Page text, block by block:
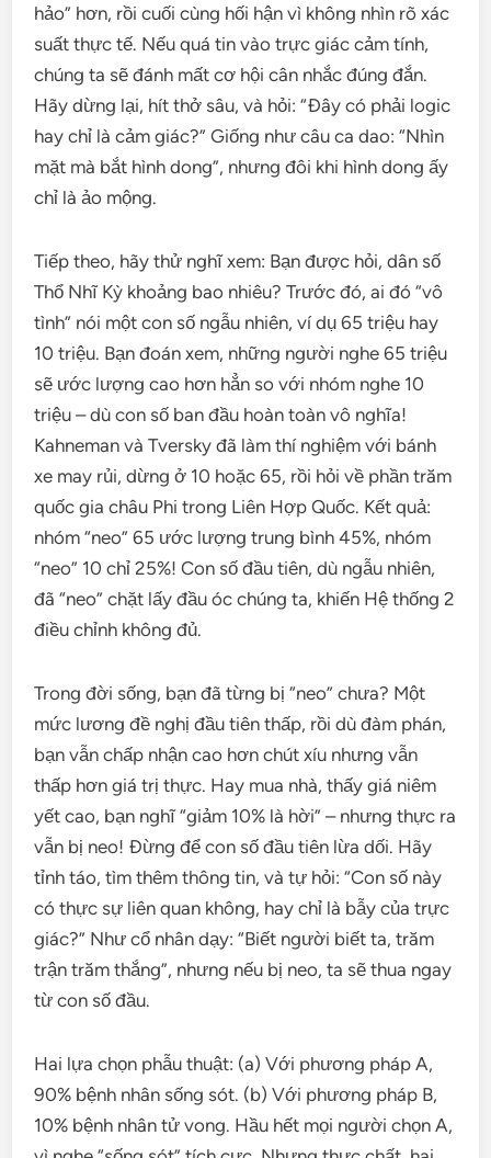
hảo” hơn, rồi cuối cùng hối hận vì không nhìn rõ xác
suất thực tế. Nếu quá tin vào trực giác cảm tính,
chúng ta sẽ đánh mất cơ hội cân nhắc đúng đắn.
Hãy dừng lại, hít thở sâu, và hỏi: “Đây có phải logic
hay chỉ là cảm giác?” Giống như câu ca dao: “Nhìn
mặt mà bắt hình dong”, nhưng đôi khi hình dong ấy
chỉ là ảo mộng.
Tiếp theo, hãy thử nghĩ xem: Bạn được hỏi, dân số
Thổ Nhĩ Kỳ khoảng bao nhiêu? Trước đó, ai đó “vô
tình” nói một con số ngẫu nhiên, ví dụ 65 triệu hay
10 triệu. Bạn đoán xem, những người nghe 65 triệu
sẽ ước lượng cao hơn hẳn so với nhóm nghe 10
triệu – dù con số ban đầu hoàn toàn vô nghĩa!
Kahneman và Tversky đã làm thí nghiệm với bánh
xe may rủi, dừng ở 10 hoặc 65, rồi hỏi về phần trăm
quốc gia châu Phi trong Liên Hợp Quốc. Kết quả:
nhóm “neo” 65 ước lượng trung bình 45%, nhóm
“neo” 10 chỉ 25%! Con số đầu tiên, dù ngẫu nhiên,
đã “neo” chặt lấy đầu óc chúng ta, khiến Hệ thống 2
điều chỉnh không đủ.
Trong đời sống, bạn đã từng bị “neo” chưa? Một
mức lương đề nghị đầu tiên thấp, rồi dù đàm phán,
bạn vẫn chấp nhận cao hơn chút xíu nhưng vẫn
thấp hơn giá trị thực. Hay mua nhà, thấy giá niêm
yết cao, bạn nghĩ “giảm 10% là hời” – nhưng thực ra
vẫn bị neo! Đừng để con số đầu tiên lừa dối. Hãy
tỉnh táo, tìm thêm thông tin, và tự hỏi: “Con số này
có thực sự liên quan không, hay chỉ là bẫy của trực
giác?” Như cổ nhân dạy: “Biết người biết ta, trăm
trận trăm thắng”, nhưng nếu bị neo, ta sẽ thua ngay
từ con số đầu.
Hai lựa chọn phẫu thuật: (a) Với phương pháp A,
90% bệnh nhân sống sót. (b) Với phương pháp B,
10% bệnh nhân tử vong. Hầu hết mọi người chọn A,